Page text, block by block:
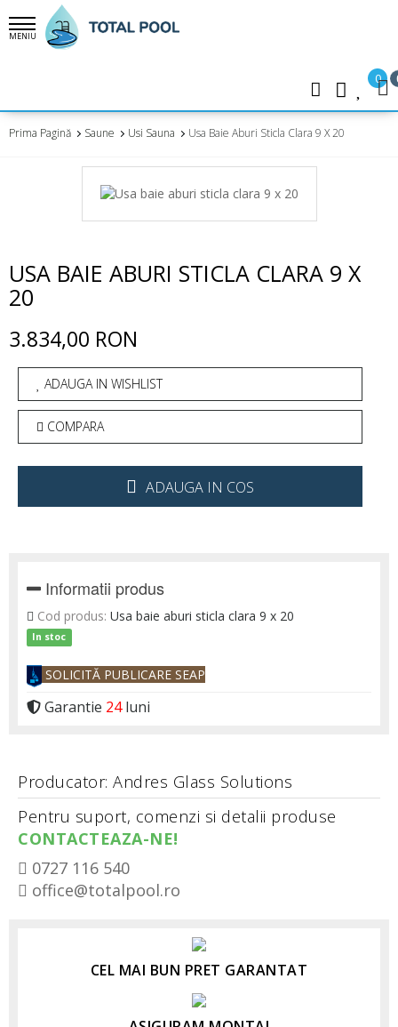
MENIU
0
Prima Pagină Saune Usi Sauna Usa Baie Aburi Sticla Clara 9 X 20
USA BAIE ABURI STICLA CLARA 9 X
20
3.834,00 RON
ADAUGA IN WISHLIST
COMPARA
ADAUGA IN COS
Informatii produs
Cod produs: Usa baie aburi sticla clara 9 x 20
In stoc
SOLICITĂ PUBLICARE SEAP
Garantie 24luni
Producator: Andres Glass Solutions
Pentru suport, comenzi si detalii produse
CONTACTEAZA-NE!
0727 116 540
office@totalpool.ro
CEL MAI BUN PRET GARANTAT